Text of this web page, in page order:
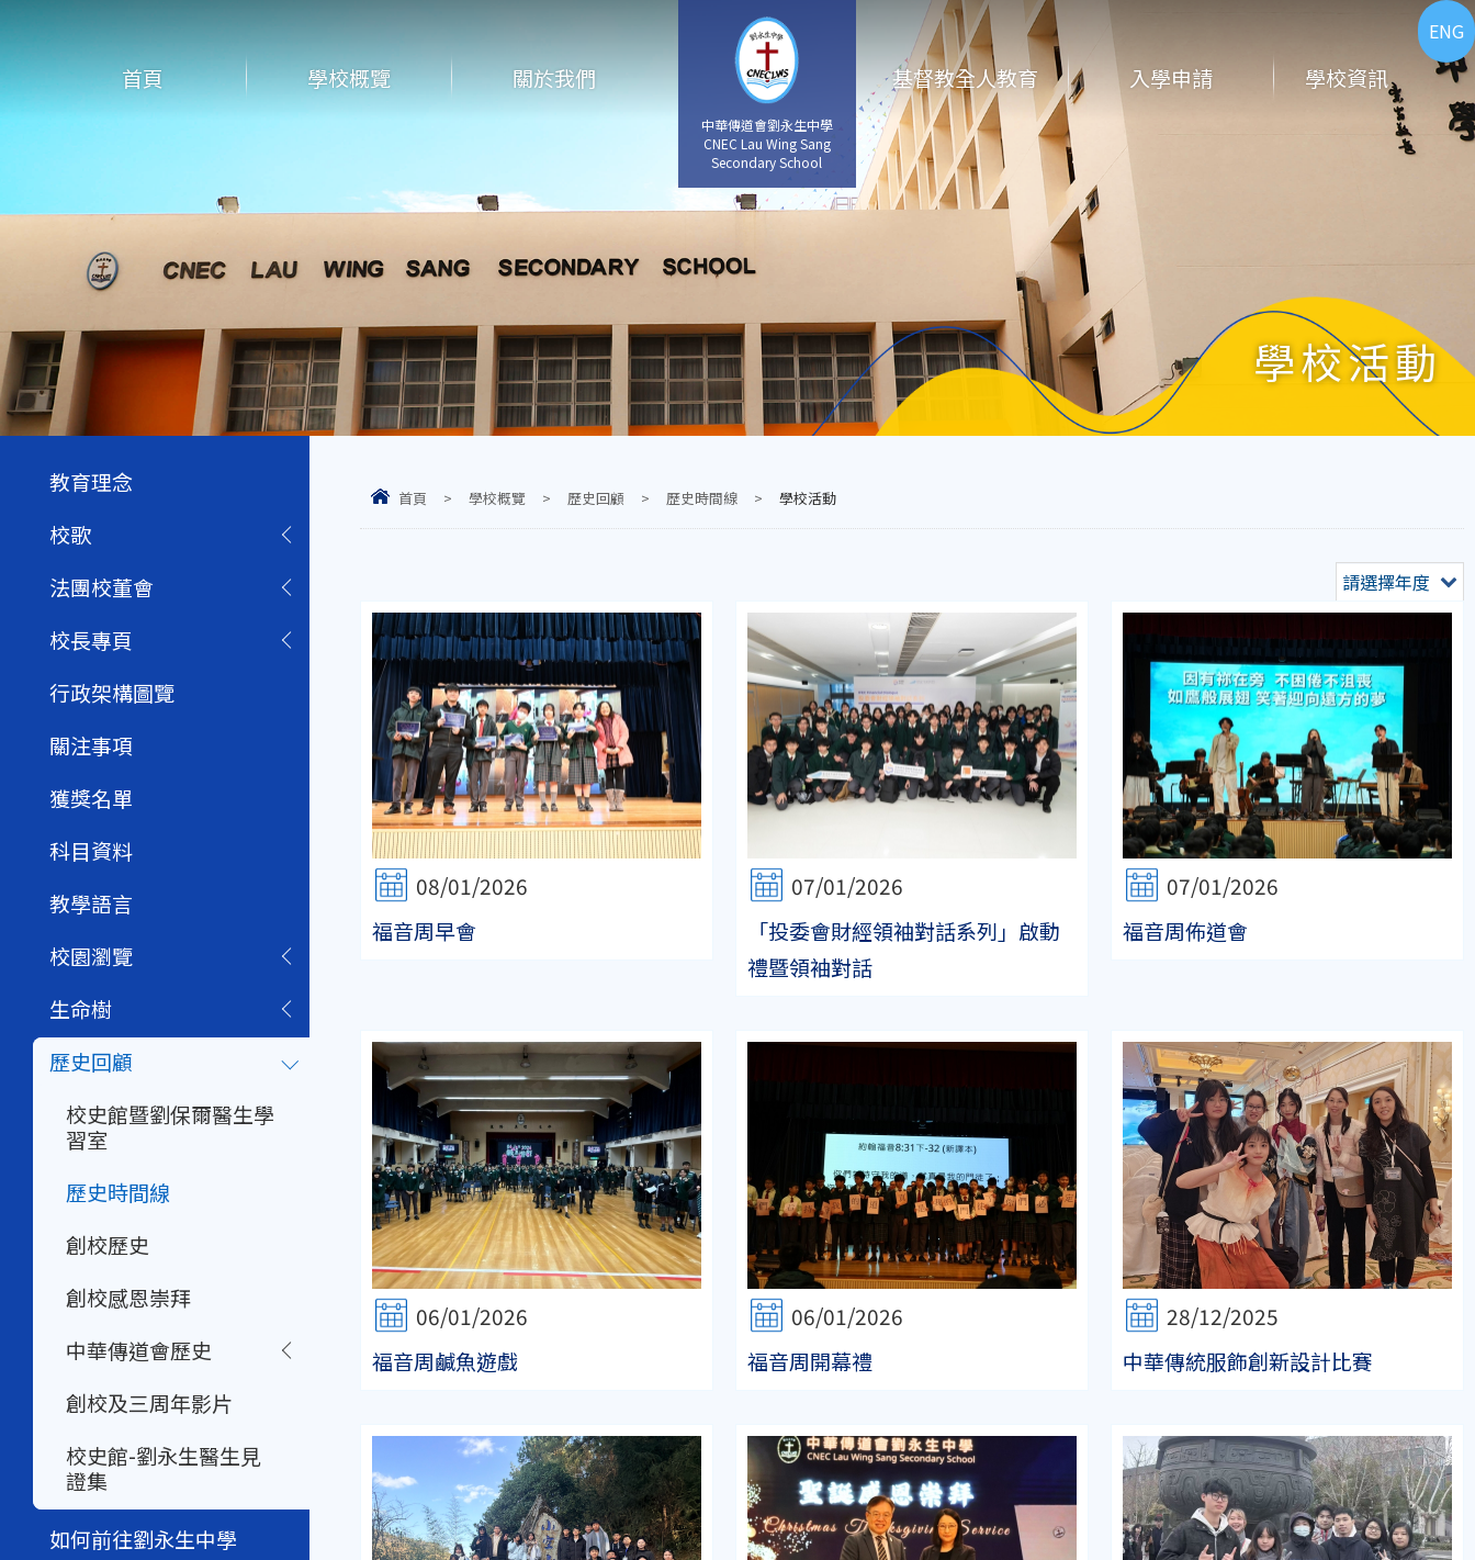
中華傳道會劉永生中學
CNEC Lau Wing Sang
Secondary School
ENG
首頁 學校概覽 關於我們 基督教全人教育 入學申請 學校資訊
學校活動
首頁 > 學校概覽 > 歷史回顧 > 歷史時間線 > 學校活動
請選擇年度
08/01/2026
福音周早會
07/01/2026
「投委會財經領袖對話系列」啟動
禮暨領袖對話
07/01/2026
福音周佈道會
06/01/2026
福音周鹹魚遊戲
06/01/2026
福音周開幕禮
28/12/2025
中華傳統服飾創新設計比賽
教育理念
校歌
法團校董會
校長專頁
行政架構圖覽
關注事項
獲獎名單
科目資料
教學語言
校園瀏覽
生命樹
歷史回顧
校史館暨劉保爾醫生學
習室
歷史時間線
創校歷史
創校感恩崇拜
中華傳道會歷史
創校及三周年影片
校史館-劉永生醫生見
證集
如何前往劉永生中學